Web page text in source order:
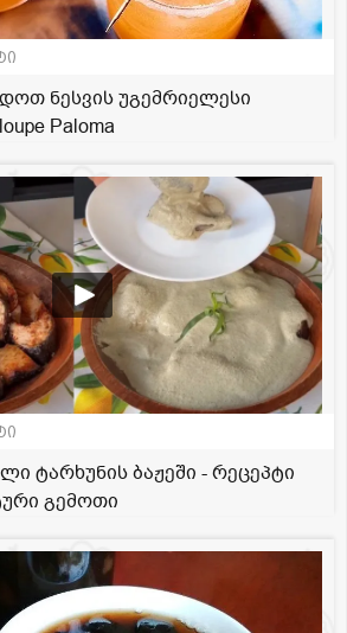
ნესვის უგემრიელესი
Paloma
ტარხუნის ბაჟეში - რეცეპტი
გემოთი